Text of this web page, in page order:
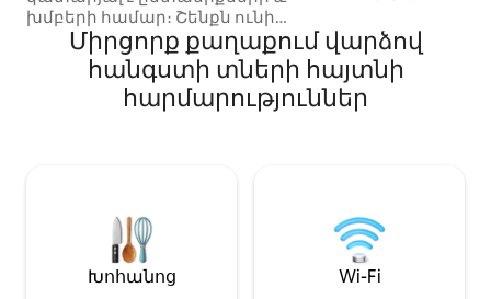
խմբերի համար։ Շենքն ունի
շուրջօրյա անվտանգություն ։
Խոհանոցը լիովին կահավորված է
սպասքով, միկրոալիքային
վառարանով, էլեկտրական
նաև հեռուստացույց՝ բոլոր
սենյակներում։ Բնակարանի և
լողավազանի համար սրբիչներ են
տրամադրվում։ Լողավազանը
թվում ՝
վարպետ), լավ
խոհանոց,
տարածք,
տարածք ՝
Գտնվում է
կիրակնօրյա
մոտակայքում
ընդամենը 10
Միրցորք քաղաքում վարձով
հանգստի տների հայտնի
հարմարություններ
Խոհանոց Wi-Fi